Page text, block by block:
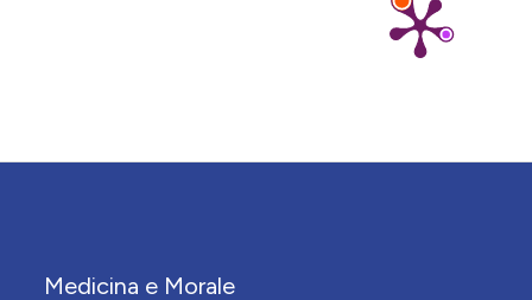
Medicina e Morale